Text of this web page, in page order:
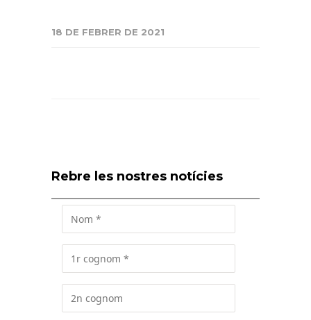
18 DE FEBRER DE 2021
Rebre les nostres notícies